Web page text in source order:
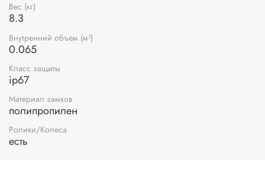
Вес (кг)
8.3
Внутренний объем (м³)
0.065
Класс защиты
ip67
Материал замков
полипропилен
Ролики/Колеса
есть